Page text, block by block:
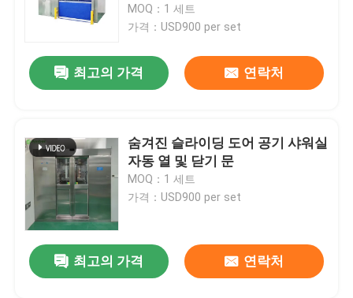
MOQ：1 세트
가격：USD900 per set
최고의 가격 연락처
숨겨진 슬라이딩 도어 공기 샤워실
자동 열 및 닫기 문
MOQ：1 세트
가격：USD900 per set
최고의 가격 연락처